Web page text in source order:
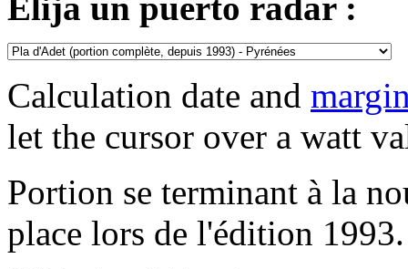
Calculation date and
let the cursor over a watt
Portion se terminant à la
place lors de l'édition 1993.